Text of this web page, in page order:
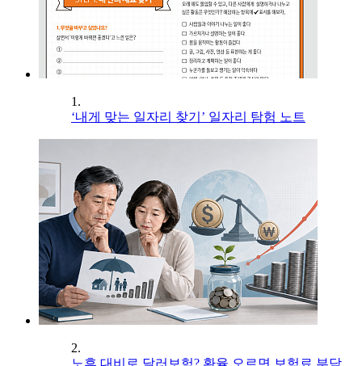
1.
‘내게 맞는 일자리 찾기’ 일자리 탐험 노트
2.